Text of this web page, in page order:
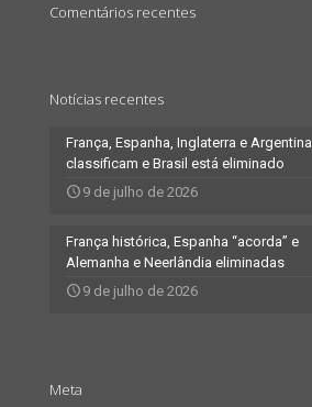
Comentários recentes
Notícias recentes
França, Espanha, Inglaterra e Argentina
classificam e Brasil está eliminado
9 de julho de 2026
França histórica, Espanha “acorda” e
Alemanha e Neerlândia eliminadas
9 de julho de 2026
Meta